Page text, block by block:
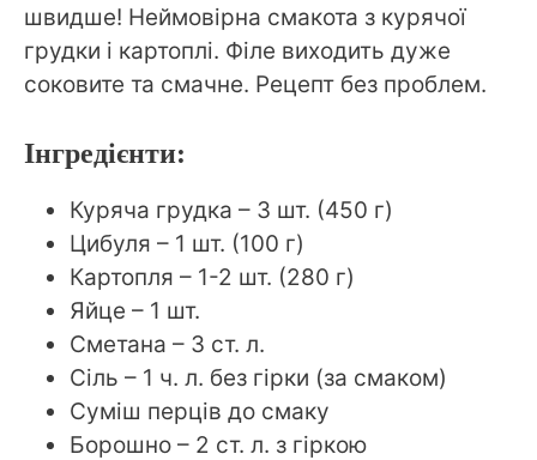
швидше! Неймовірна смакота з курячої
грудки і картоплі. Філе виходить дуже
соковите та смачне. Рецепт без проблем.
Інгредієнти:
Куряча грудка – 3 шт. (450 г)
Цибуля – 1 шт. (100 г)
Картопля – 1-2 шт. (280 г)
Яйце – 1 шт.
Сметана – 3 ст. л.
Сіль – 1 ч. л. без гірки (за смаком)
Суміш перців до смаку
Борошно – 2 ст. л. з гіркою